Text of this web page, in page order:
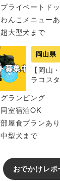
プライベートド
わんこメニュー
超大型犬まで
岡山県
【岡山
ラコスタ
グランピング
同室宿泊OK
部屋食プランあり
中型犬まで
おでかけレポ